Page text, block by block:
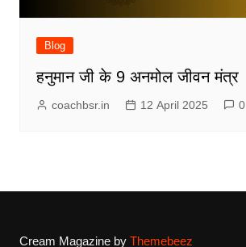
Blog
हनुमान जी के 9 अनमोल जीवन मंत्र
coachbsr.in 12 April 2025 0
Cream Magazine by Themebeez